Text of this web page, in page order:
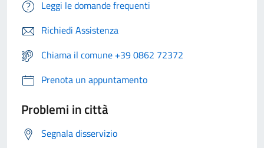
Leggi le domande frequenti
Richiedi Assistenza
Chiama il comune +39 0862 72372
Prenota un appuntamento
Problemi in città
Segnala disservizio